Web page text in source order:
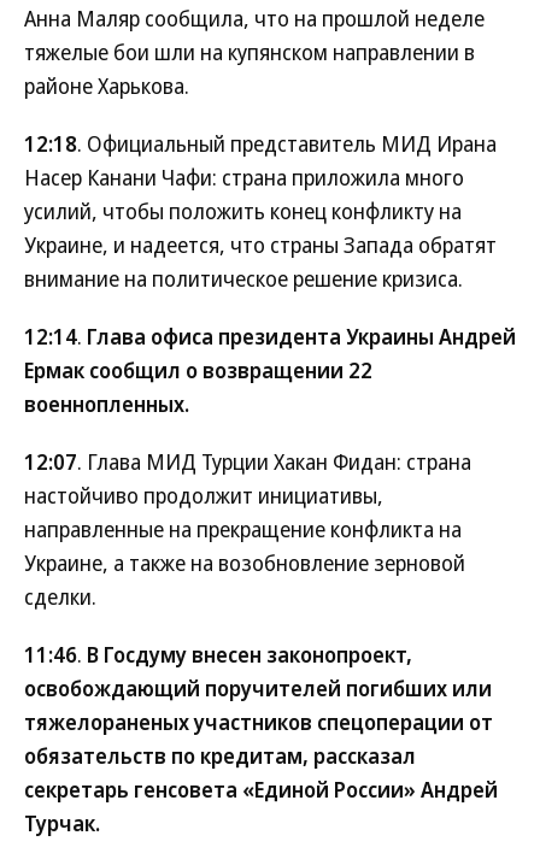
Анна Маляр сообщила, что на прошлой неделе
тяжелые бои шли на купянском направлении в
районе Харькова.
12:18. Официальный представитель МИД Ирана
Насер Канани Чафи: страна приложила много
усилий, чтобы положить конец конфликту на
Украине, и надеется, что страны Запада обратят
внимание на политическое решение кризиса.
12:14. Глава офиса президента Украины Андрей
Ермак сообщил о возвращении 22
военнопленных.
12:07. Глава МИД Турции Хакан Фидан: страна
настойчиво продолжит инициативы,
направленные на прекращение конфликта на
Украине, а также на возобновление зерновой
сделки.
11:46. В Госдуму внесен законопроект,
освобождающий поручителей погибших или
тяжелораненых участников спецоперации от
обязательств по кредитам, рассказал
секретарь генсовета «Единой России» Андрей
Турчак.